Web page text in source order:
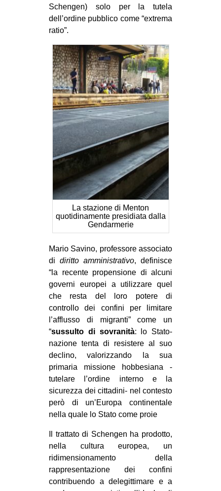
EUROPA
MONDO
EVENTI
in
Fb
tw
bsky
ms
SEARCH
Schengen) solo per la tutela
dell’ordine pubblico come “extrema
ratio”.
La stazione di Menton
quotidinamente presidiata dalla
Gendarmerie
Mario Savino, professore associato
di diritto amministrativo, definisce
“la recente propensione di alcuni
governi europei a utilizzare quel
che resta del loro potere di
controllo dei confini per limitare
l’afflusso di migranti” come un
“sussulto di sovranità: lo Stato-
nazione tenta di resistere al suo
declino, valorizzando la sua
primaria missione hobbesiana -
tutelare l’ordine interno e la
sicurezza dei cittadini- nel contesto
però di un’Europa continentale
nella quale lo Stato come proie
Il trattato di Schengen ha prodotto,
nella cultura europea, un
ridimensionamento della
rappresentazione dei confini
contribuendo a delegittimare e a